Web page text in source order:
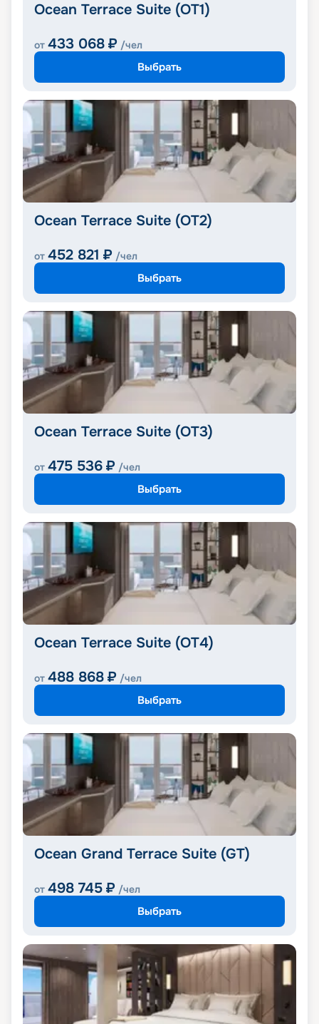
Ocean Terrace Suite (OT1)
от 433 068 ₽ /чел
Выбрать
Ocean Terrace Suite (OT2)
от 452 821 ₽ /чел
Выбрать
Ocean Terrace Suite (OT3)
от 475 536 ₽ /чел
Выбрать
Ocean Terrace Suite (OT4)
от 488 868 ₽ /чел
Выбрать
Ocean Grand Terrace Suite (GT)
от 498 745 ₽ /чел
Выбрать